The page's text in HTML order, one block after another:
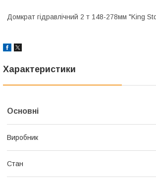
Домкрат гідравлічний 2 т 148-278мм "King
Характеристики
Основні
Виробник
Стан